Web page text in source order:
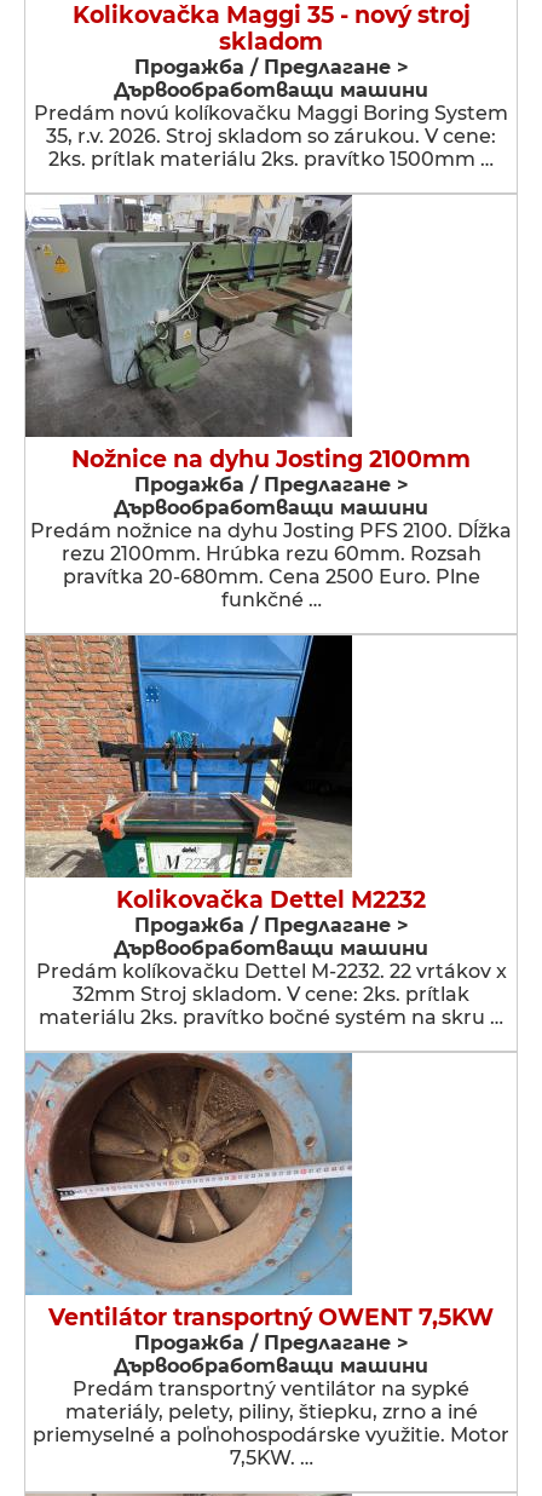
Kolikovačka Maggi 35 - nový stroj
skladom
Продажба / Предлагане >
Дървообработващи машини
Predám novú kolíkovačku Maggi Boring System
35, r.v. 2026. Stroj skladom so zárukou. V cene:
2ks. prítlak materiálu 2ks. pravítko 1500mm …
Nožnice na dyhu Josting 2100mm
Продажба / Предлагане >
Дървообработващи машини
Predám nožnice na dyhu Josting PFS 2100. Dĺžka
rezu 2100mm. Hrúbka rezu 60mm. Rozsah
pravítka 20-680mm. Cena 2500 Euro. Plne
funkčné …
Kolikovačka Dettel M2232
Продажба / Предлагане >
Дървообработващи машини
Predám kolíkovačku Dettel M-2232. 22 vrtákov x
32mm Stroj skladom. V cene: 2ks. prítlak
materiálu 2ks. pravítko bočné systém na skru …
Ventilátor transportný OWENT 7,5KW
Продажба / Предлагане >
Дървообработващи машини
Predám transportný ventilátor na sypké
materiály, pelety, piliny, štiepku, zrno a iné
priemyselné a poľnohospodárske využitie. Motor
7,5KW. …